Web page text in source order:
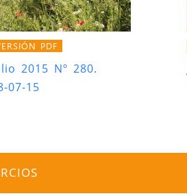
PDF
2015 Nº 280.
07-15